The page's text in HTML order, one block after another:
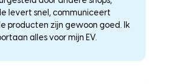
levert snel, communiceert
producten zijn gewoon goed. Ik
alles voor mijn EV.